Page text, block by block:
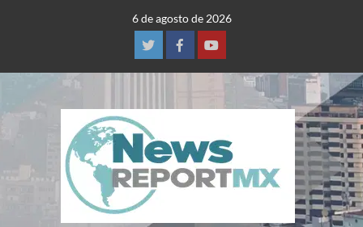
6 de agosto de 2026
TwitterFacebookYoutube